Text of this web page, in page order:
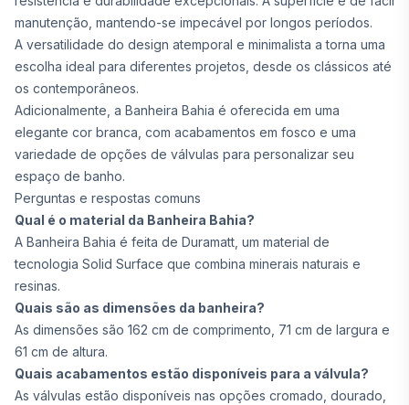
manutenção, mantendo-se impecável por longos períodos.
A versatilidade do design atemporal e minimalista a torna uma
escolha ideal para diferentes projetos, desde os clássicos até
os contemporâneos.
Adicionalmente, a Banheira Bahia é oferecida em uma
elegante cor branca, com acabamentos em fosco e uma
variedade de opções de válvulas para personalizar seu
espaço de banho.
Perguntas e respostas comuns
Qual é o material da Banheira Bahia?
A Banheira Bahia é feita de Duramatt, um material de
tecnologia Solid Surface que combina minerais naturais e
resinas.
Quais são as dimensões da banheira?
As dimensões são 162 cm de comprimento, 71 cm de largura e
61 cm de altura.
Quais acabamentos estão disponíveis para a válvula?
As válvulas estão disponíveis nas opções cromado, dourado,